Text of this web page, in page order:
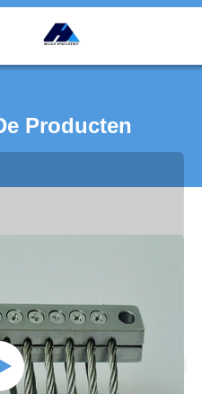
Producten